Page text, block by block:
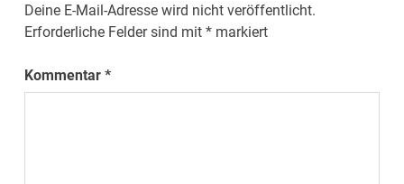
Deine E-Mail-Adresse wird nicht veröffentlicht.
Erforderliche Felder sind mit* markiert
Kommentar*